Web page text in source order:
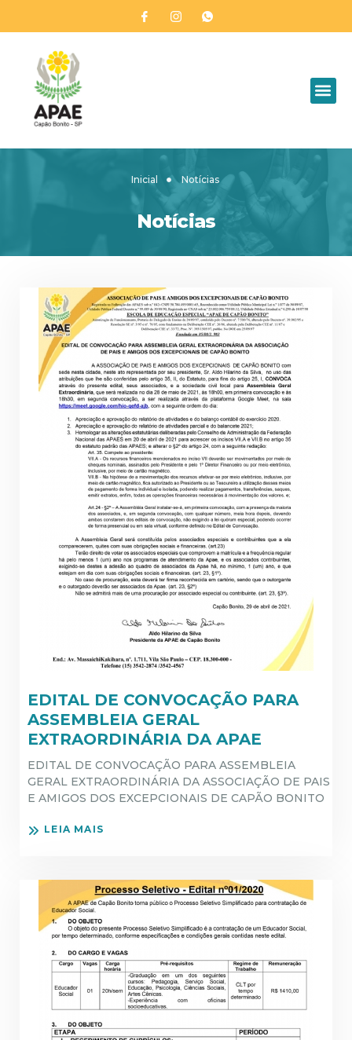
Inicial Notícias
Notícias
EDITAL DE CONVOCAÇÃO PARA
ASSEMBLEIA GERAL
EXTRAORDINÁRIA DA APAE
EDITAL DE CONVOCAÇÃO PARA ASSEMBLEIA
GERAL EXTRAORDINÁRIA DA ASSOCIAÇÃO DE PAIS
E AMIGOS DOS EXCEPCIONAIS DE CAPÃO BONITO
LEIA MAIS